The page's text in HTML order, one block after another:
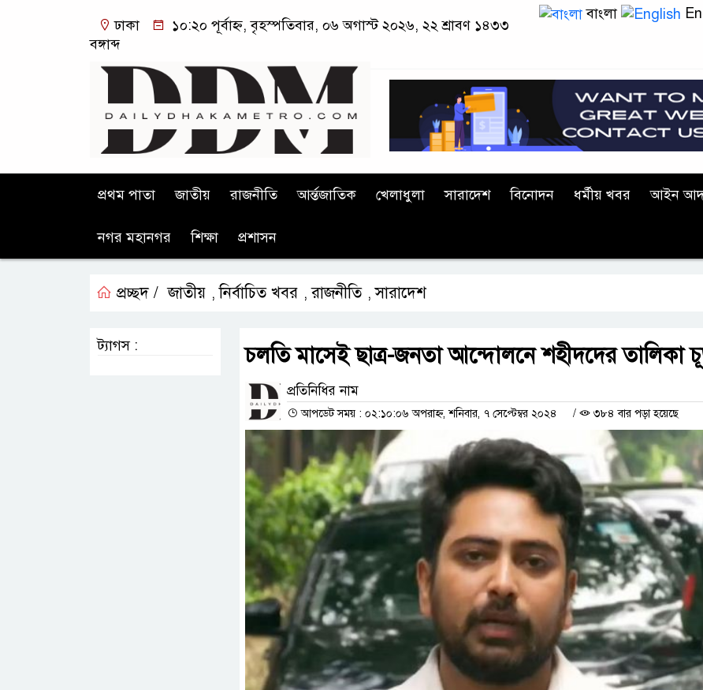
ঢাকা
১০:২০ পূর্বাহ্ন, বৃহস্পতিবার, ০৬ অগাস্ট ২০২৬, ২২ শ্রাবণ ১৪৩৩
বঙ্গাব্দ
বাংলা
প্রথম পাতা জাতীয় রাজনীতি আর্ন্তজাতিক খেলাধুলা সারাদেশ বিনোদন ধর্মীয় খবর আইন
নগর মহানগর শিক্ষা প্রশাসন
প্রচ্ছদ / জাতীয় ,নির্বাচিত খবর ,রাজনীতি ,সারাদেশ
চলতি মাসেই ছাত্র-জনতা আন্দোলনে শহীদদের তালিকা
প্রতিনিধির নাম
আপডেট সময় : ০২:১০:০৬ অপরাহ্ন, শনিবার, ৭ সেপ্টেম্বর ২০২৪ / ৩৮৪ বার পড়া হয়েছে
ট্যাগস :